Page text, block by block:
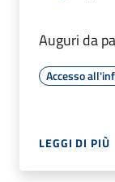
Auguri da
Accesso
LEGGI DI PIÙ